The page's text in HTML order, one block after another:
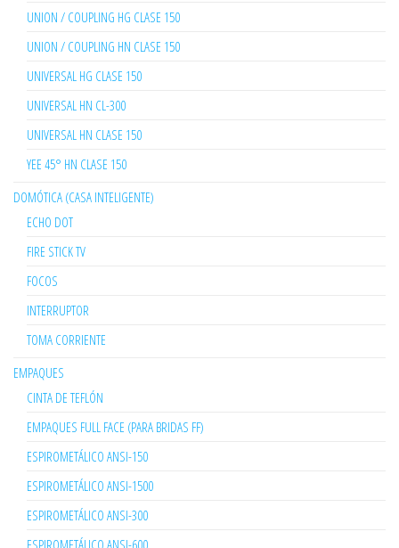
UNION / COUPLING HG CLASE 150
UNION / COUPLING HN CLASE 150
UNIVERSAL HG CLASE 150
UNIVERSAL HN CL-300
UNIVERSAL HN CLASE 150
YEE 45° HN CLASE 150
DOMÓTICA (CASA INTELIGENTE)
ECHO DOT
FIRE STICK TV
FOCOS
INTERRUPTOR
TOMA CORRIENTE
EMPAQUES
CINTA DE TEFLÓN
EMPAQUES FULL FACE (PARA BRIDAS FF)
ESPIROMETÁLICO ANSI-150
ESPIROMETÁLICO ANSI-1500
ESPIROMETÁLICO ANSI-300